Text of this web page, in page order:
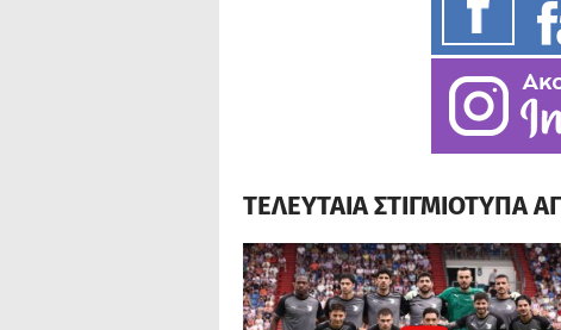
ΤΕΛΕΥΤΑΙΑ ΣΤΙΓΜΙΟΤΥΠΑ